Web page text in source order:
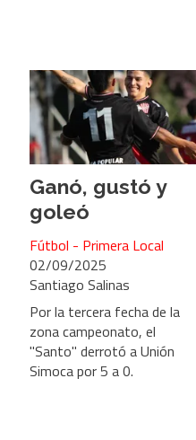
Ganó, gustó y
goleó
Santiago Salinas
Fútbol - Primera Local
02/09/2025
Por la tercera fecha de la
zona campeonato, el
"Santo" derrotó a Unión
Simoca por 5 a 0.